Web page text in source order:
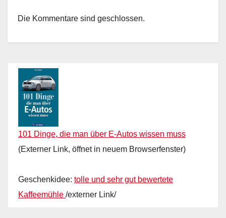
Die Kommentare sind geschlossen.
101 Dinge, die man über E-Autos wissen muss
(Externer Link, öffnet in neuem Browserfenster)
Geschenkidee: tolle und sehr gut bewertete
Kaffeemühle /externer Link/